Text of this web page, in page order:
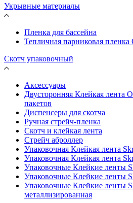
Укрывные материалы
Пленка для бассейна
Тепличная парниковая
Скотч упаковочный
Аксессуары
Двусторонняя Клейкая лента
пакетов
Диспенсеры для скотча
Ручная стрейч-пленка
Скотч и клейкая лента
Стрейч аброллер
Упаковочная Клейкая лента
Упаковочная Клейкая лента
Упаковочные Клейкие ленты
Упаковочные Клейкие ленты
Упаковочные Клейкие ленты
металлизированная